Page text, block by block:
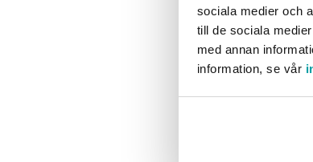
sociala medier och
till de sociala
med annan
information, se vår
Det är också
Upptäck